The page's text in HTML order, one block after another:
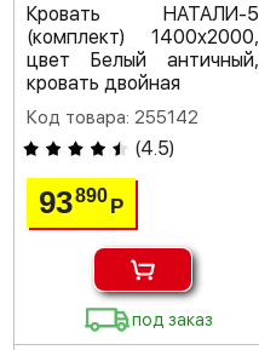
Кровать НАТАЛИ-5
(комплект) 1400х2000,
цвет Белый античный,
кровать двойная
Код товара: 255142
(4.5)
93890Р
под заказ